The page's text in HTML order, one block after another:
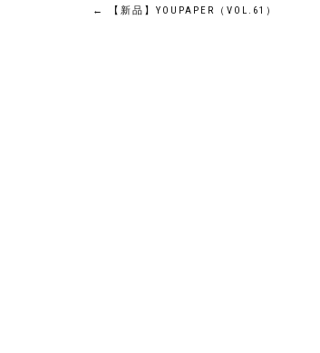
投
← 【新品】YOUPAPER（VOL.61）